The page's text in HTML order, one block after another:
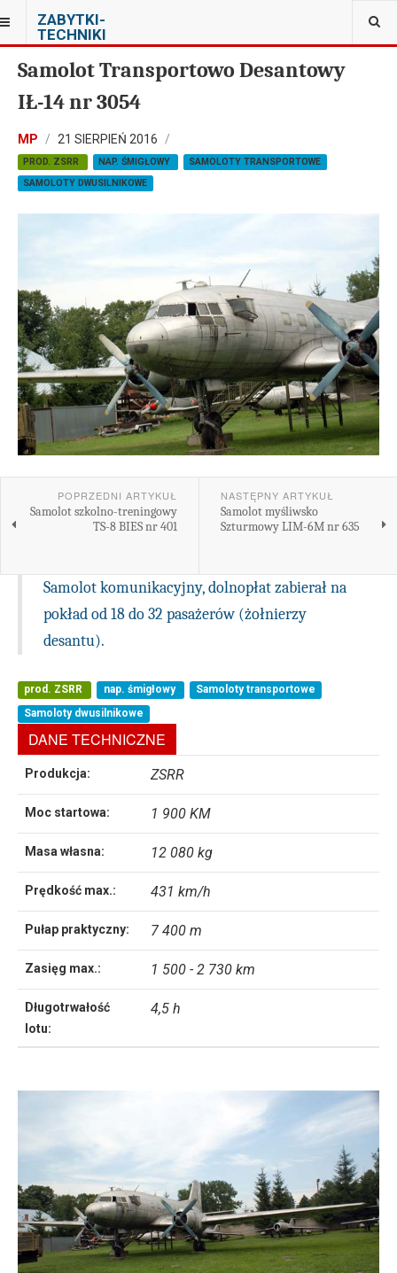
ZABYTKI-
TECHNIKI
JESTEŚ TUTAJ: MUZEUM ORŁA BIAŁEGO W SKARŻYSKU-KAMIENNEJ
Samolot Transportowo Desantowy
IŁ-14 nr 3054
MP 21 SIERPIEŃ 2016
PROD. ZSRR NAP. ŚMIGŁOWY
SAMOLOTY TRANSPORTOWE
SAMOLOTY DWUSILNIKOWE
POPRZEDNI ARTYKUŁ
Samolot szkolno-treningowy
TS-8 BIES nr 401
NASTĘPNY ARTYKUŁ
Samolot myśliwsko
Szturmowy LIM-6M nr 635
Samolot komunikacyjny, dolnopłat zabierał na
pokład od 18 do 32 pasażerów (żołnierzy
desantu).
prod. ZSRR nap. śmigłowy
Samoloty transportowe
Samoloty dwusilnikowe
DANE TECHNICZNE
Produkcja: ZSRR
Moc startowa: 1 900 KM
Masa własna: 12 080 kg
Prędkość max.: 431 km/h
Pułap praktyczny: 7 400 m
Zasięg max.: 1 500 - 2 730 km
Długotrwałość
lotu:
4,5 h